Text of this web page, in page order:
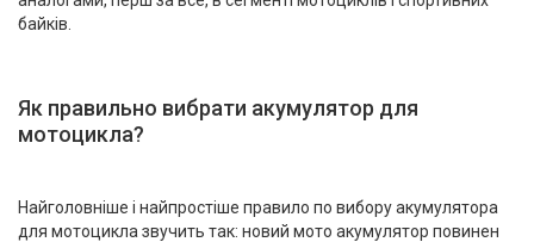
байків.
Як правильно вибрати акумулятор для
мотоцикла?
Найголовніше і найпростіше правило по вибору акумулятора
для мотоцикла звучить так: новий мото акумулятор повинен